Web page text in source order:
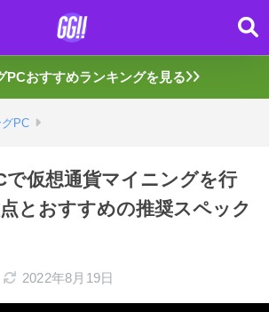
PCおすすめランキングを見る
PC
で仮想通貨マイニングを行
とおすすめの推奨スペック
2022年8月19日